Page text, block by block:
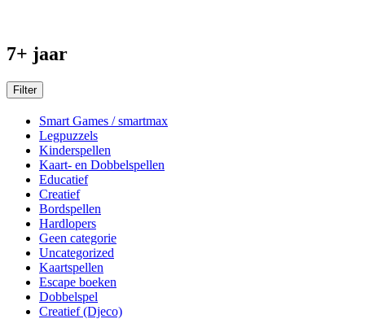
7+ jaar
Filter
Smart Games / smartmax
Legpuzzels
Kinderspellen
Kaart- en Dobbelspellen
Educatief
Creatief
Bordspellen
Hardlopers
Geen categorie
Uncategorized
Kaartspellen
Escape boeken
Dobbelspel
Creatief (Djeco)